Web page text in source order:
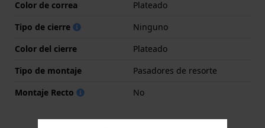
Color de correa
Plateado
Tipo de cierre
Ninguno
Color del cierre
Plateado
Tipo de montaje
Pasadores de resorte
Montaje Recto
No